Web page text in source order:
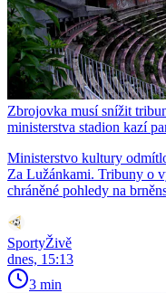
Zbrojovka musí snížit
ministerstva stadion kazí
Ministerstvo kultury
Za Lužánkami. Tribuny o
chráněné pohledy na
SportyŽivě
dnes, 15:13
3 min